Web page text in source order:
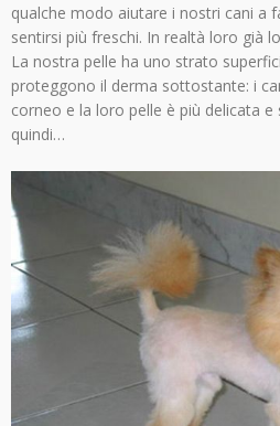
qualche modo aiutare i nostri cani a
sentirsi più freschi. In realtà loro già
La nostra pelle ha uno strato
proteggono il derma sottostante: i
corneo e la loro pelle è più delicata e
quindi…